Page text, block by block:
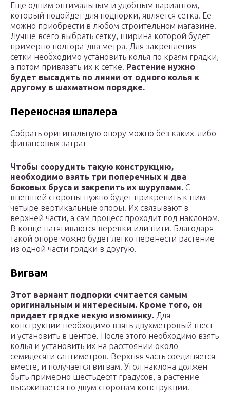
Еще одним оптимальным и удобным вариантом,
который подойдет для подпорки, является сетка. Ее
можно приобрести в любом строительном магазине.
Лучше всего выбрать сетку, ширина которой будет
примерно полтора-два метра. Для закрепления
сетки необходимо установить колья по краям грядки,
а потом привязать их к сетке. Растение нужно
будет высадить по линии от одного колья к
другому в шахматном порядке.
Переносная шпалера
Собрать оригинальную опору можно без каких-либо
финансовых затрат
Чтобы соорудить такую конструкцию,
необходимо взять три поперечных и два
боковых бруса и закрепить их шурупами. С
внешней стороны нужно будет прикрепить к ним
четыре вертикальные опоры. Их связывают в
верхней части, а сам процесс проходит под наклоном.
В конце натягиваются веревки или нити. Благодаря
такой опоре можно будет легко перенести растение
из одной части грядки в другую.
Вигвам
Этот вариант подпорки считается самым
оригинальным и интересным. Кроме того, он
придает грядке некую изюминку. Для
конструкции необходимо взять двухметровый шест
и установить в центре. После этого необходимо взять
колья и установить их на расстоянии около
семидесяти сантиметров. Верхняя часть соединяется
вместе, и получается вигвам. Угол наклона должен
быть примерно шестьдесят градусов, а растение
высаживается по двум сторонам конструкции.